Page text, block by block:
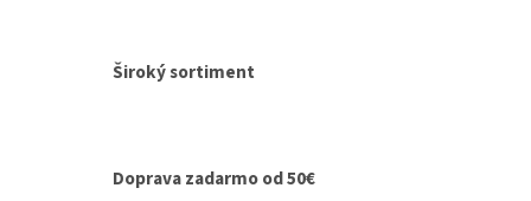
p
Široký sortiment
Doprava zadarmo od 50€